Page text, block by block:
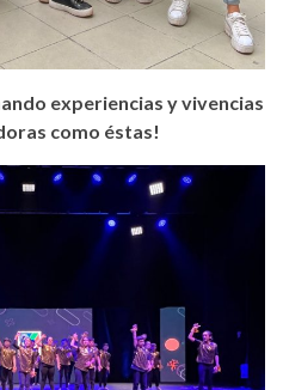
experiencias y vivencias
como éstas!